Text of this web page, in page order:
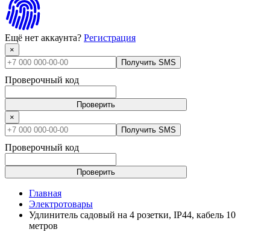
Ещё нет аккаунта? Регистрация
×
Получить SMS
Проверочный код
Проверить
×
Получить SMS
Проверочный код
Проверить
Главная
Электротовары
Удлинитель садовый на 4 розетки, IP44, кабель 10
метров